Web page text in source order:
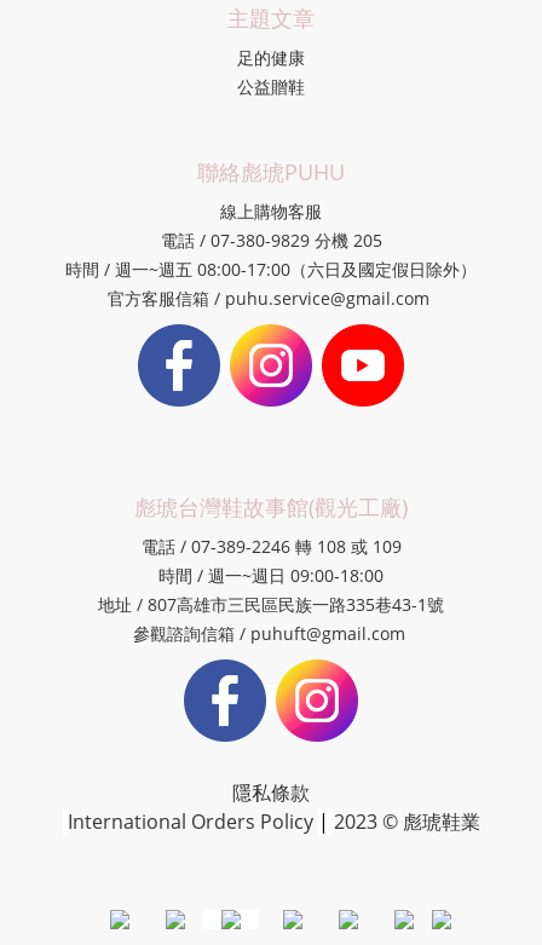
主題文章
足的健康
公益贈鞋
聯絡彪琥PUHU
線上購物客服
電話 / 07-380-9829 分機 205
時間 / 週一~週五 08:00-17:00（六日及國定假日除外）
官方客服信箱 / puhu.service@gmail.com
彪琥台灣鞋故事館(觀光工廠)
電話 / 07-389-2246 轉 108 或 109
時間 / 週一~週日 09:00-18:00
地址 / 807高雄市三民區民族一路335巷43-1號
參觀諮詢信箱 / puhuft@gmail.com
隱私條款
International Orders Policy | 2023 © 彪琥鞋業